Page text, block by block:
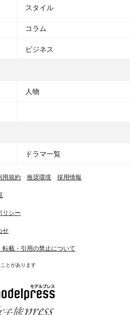
スタイル
コラム
ビジネス
人物
ドラマ一覧
用規約 推奨環境 採用情報
リシー
せ
載・引用の禁止について
とがあります